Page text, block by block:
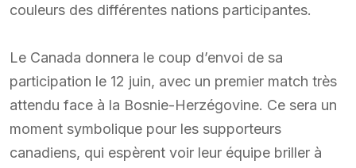
couleurs des différentes nations participantes.
Le Canada donnera le coup d’envoi de sa
participation le 12 juin, avec un premier match très
attendu face à la Bosnie-Herzégovine. Ce sera un
moment symbolique pour les supporteurs
canadiens, qui espèrent voir leur équipe briller à